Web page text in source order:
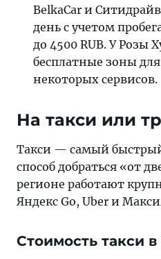
BelkaCar и
день с учетом
до 4500 RUB. У Розы
бесплатные зоны
некоторых сервисов.
На такси или
Такси — самый
способ добраться «от
регионе работают
Яндекс Go, Uber и
Стоимость такси в